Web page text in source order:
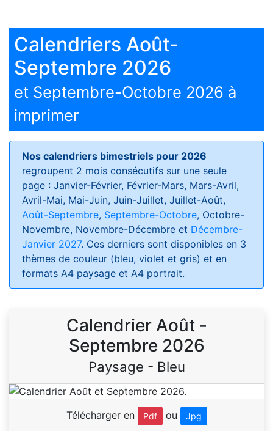
Calendriers Août-
Septembre 2026
et Septembre-Octobre 2026 à
imprimer
Nos calendriers bimestriels pour 2026
regroupent 2 mois consécutifs sur une seule
page : Janvier-Février, Février-Mars, Mars-Avril,
Avril-Mai, Mai-Juin, Juin-Juillet, Juillet-Août,
Août-Septembre, Septembre-Octobre, Octobre-
Novembre, Novembre-Décembre et Décembre-
Janvier 2027. Ces derniers sont disponibles en 3
thèmes de couleur (bleu, violet et gris) et en
formats A4 paysage et A4 portrait.
Calendrier Août -
Septembre 2026
Paysage - Bleu
Télécharger en Pdf ou Jpg